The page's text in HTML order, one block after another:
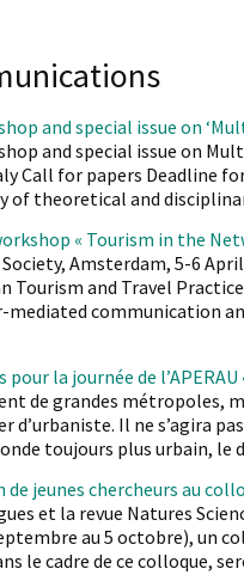
and special issue on
and special issue on
Call for papers Deadline
of theoretical and
« Tourism in the
Amsterdam, 5-6
Tourism and Travel
mediated communication
la journée de
de grandes métropoles,
Il ne s’agira
toujours plus urbain,
jeunes chercheurs au
et la revue Natures
au 5 octobre), un
le cadre de ce colloque,